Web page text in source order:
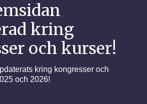
kring
och kurser!
kring kongresser och
och 2026!